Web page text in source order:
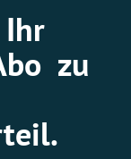
Ihr
zu